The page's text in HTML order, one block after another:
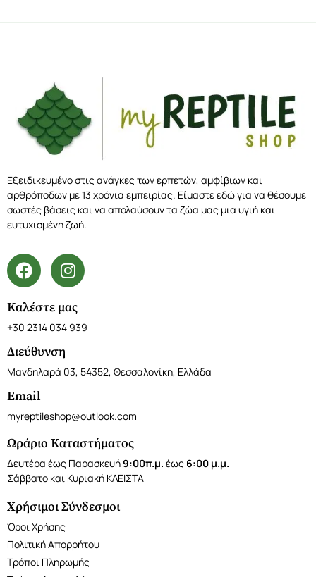
Εξειδικευμένο στις ανάγκες των ερπετών, αμφίβιων και
αρθρόποδων με 13 χρόνια εμπειρίας. Είμαστε εδώ για να θέσουμε
σωστές βάσεις και να απολαύσουν τα ζώα μας μια υγιή και
ευτυχισμένη ζωή.
Καλέστε μας
+30 2314 034 939
Διεύθυνση
Μανδηλαρά 03, 54352, Θεσσαλονίκη, Ελλάδα
Email
myreptileshop@outlook.com
Ωράριο Καταστήματος
Δευτέρα έως Παρασκευή9:00π.μ. έως 6:00 μ.μ.
Σάββατο και Κυριακή ΚΛΕΙΣΤΑ
Χρήσιμοι Σύνδεσμοι
Όροι Χρήσης
Πολιτική Απορρήτου
Τρόποι Πληρωμής